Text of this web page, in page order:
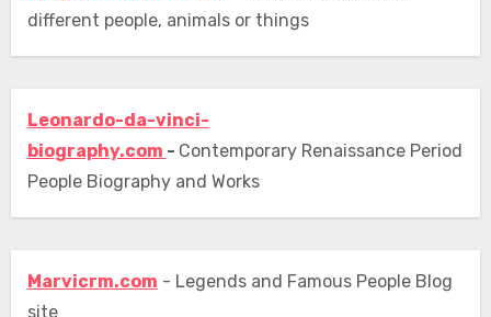
different people, animals or things
Leonardo-da-vinci-
biography.com - Contemporary Renaissance Period
People Biography and Works
Marvicrm.com - Legends and Famous People Blog
site